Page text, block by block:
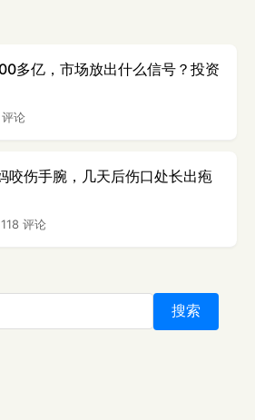
多亿，市场放出什么信号？投资
评论
咬伤手腕，几天后伤口处长出疱
118 评论
搜索